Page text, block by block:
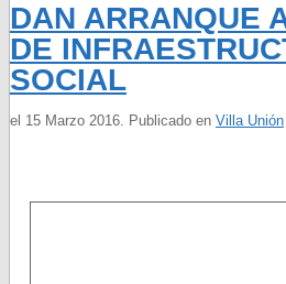
DAN ARRANQUE
DE
SOCIAL
el 15 Marzo 2016. Publicado en Villa Unión